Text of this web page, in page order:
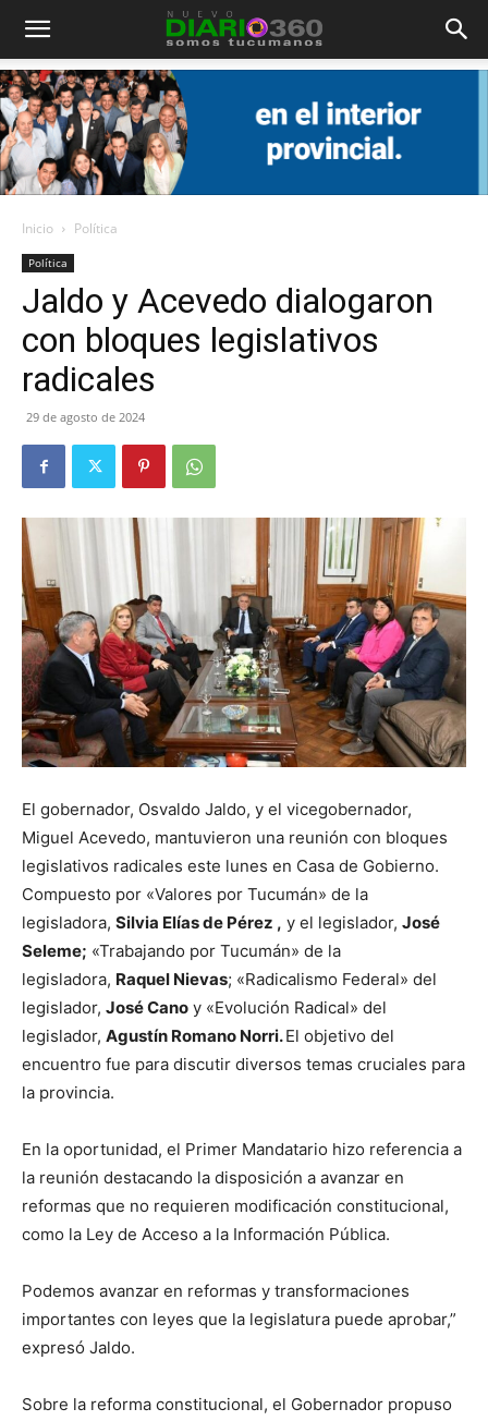
Diario
360
Inicio Política
Política
Jaldo y Acevedo dialogaron
con bloques legislativos
radicales
29 de agosto de 2024
El gobernador, Osvaldo Jaldo, y el vicegobernador,
Miguel Acevedo, mantuvieron una reunión con bloques
legislativos radicales este lunes en Casa de Gobierno.
Compuesto por «Valores por Tucumán» de la
legisladora, Silvia Elías de Pérez , y el legislador, José
Seleme; «Trabajando por Tucumán» de la
legisladora, Raquel Nievas; «Radicalismo Federal» del
legislador, José Cano y «Evolución Radical» del
legislador, Agustín Romano Norri.El objetivo del
encuentro fue para discutir diversos temas cruciales para
la provincia.
En la oportunidad, el Primer Mandatario hizo referencia a
la reunión destacando la disposición a avanzar en
reformas que no requieren modificación constitucional,
como la Ley de Acceso a la Información Pública.
Podemos avanzar en reformas y transformaciones
importantes con leyes que la legislatura puede aprobar,”
expresó Jaldo.
Sobre la reforma constitucional, el Gobernador propuso